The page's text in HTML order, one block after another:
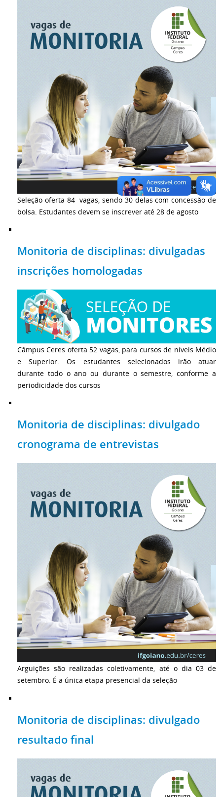
Seleção oferta 84 vagas, sendo 30 delas com concessão de
bolsa. Estudantes devem se inscrever até 28 de agosto
Monitoria de disciplinas: divulgadas
inscrições homologadas
Câmpus Ceres oferta 52 vagas, para cursos de níveis Médio
e Superior. Os estudantes selecionados irão atuar
durante todo o ano ou durante o semestre, conforme a
periodicidade dos cursos
Monitoria de disciplinas: divulgado
cronograma de entrevistas
Arguições são realizadas coletivamente, até o dia 03 de
setembro. É a única etapa presencial da seleção
Monitoria de disciplinas: divulgado
resultado final